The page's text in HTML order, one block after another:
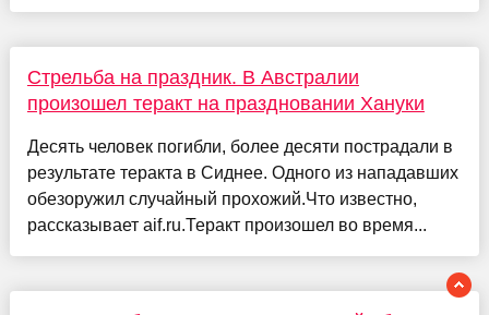
Стрельба на праздник. В Австралии
произошел теракт на праздновании Хануки
Десять человек погибли, более десяти пострадали в
результате теракта в Сиднее. Одного из нападавших
обезоружил случайный прохожий.Что известно,
рассказывает aif.ru.Теракт произошел во время...